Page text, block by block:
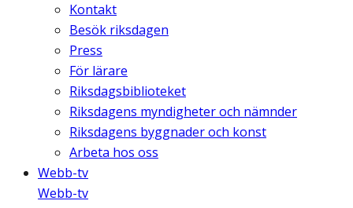
Kontakt
Besök riksdagen
Press
För lärare
Riksdagsbiblioteket
Riksdagens myndigheter och nämnder
Riksdagens byggnader och konst
Arbeta hos oss
Webb-tv
Webb-tv